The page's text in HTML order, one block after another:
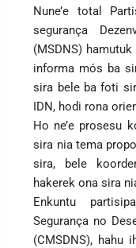
Nune’e total
segurança
(MSDNS)
informa mós ba
sira bele ba foti
IDN, hodi rona
Ho ne’e prosesu
sira nia tema
sira, bele
hakerek ona sira
Enkuntu
Segurança no
(CMSDNS), hahu